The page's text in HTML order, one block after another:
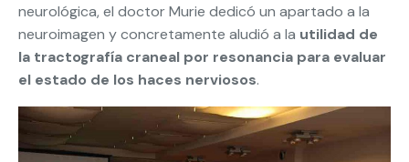
neurológica, el doctor Murie dedicó un apartado a la
neuroimagen y concretamente aludió a la utilidad de
la tractografía craneal por resonancia para evaluar
el estado de los haces nerviosos.